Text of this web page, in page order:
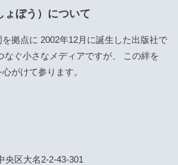
ょぼう）について
拠点に 2002年12月に誕生した出版社で
なぐ小さなメディアですが、 この絆を
がけて参ります。
央区大名2-2-43-301